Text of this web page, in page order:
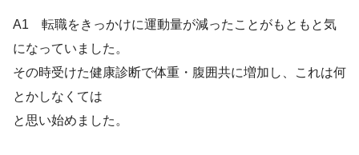
A1 転職をきっかけに運動量が減ったことがもともと気
になっていました。
その時受けた健康診断で体重・腹囲共に増加し、これは何
とかしなくては
と思い始めました。